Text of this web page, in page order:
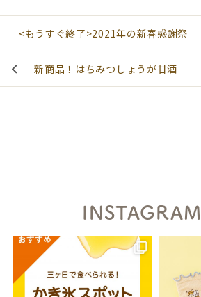
<もうすぐ終了>2021年の新春感謝祭
新商品！はちみつしょうが甘酒
INSTAGRAM